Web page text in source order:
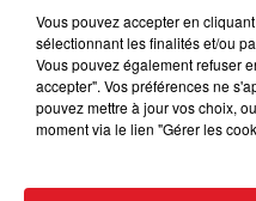
Vous pouvez accepter en
sélectionnant les finalités et/ou
Vous pouvez également refuser
accepter". Vos préférences ne
pouvez mettre à jour vos choix,
moment via le lien "Gérer les